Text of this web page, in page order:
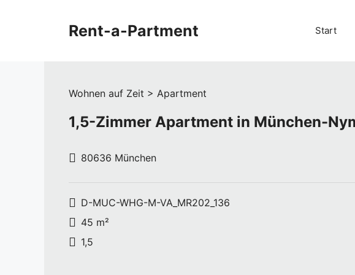
Rent-a-Partment Start
Wohnen auf Zeit > Apartment
1,5-Zimmer Apartment in München-
80636 München
D-MUC-WHG-M-VA_MR202_136
45 m²
1,5